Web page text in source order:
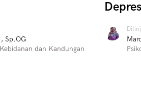
Sp.OG
dan Kandungan